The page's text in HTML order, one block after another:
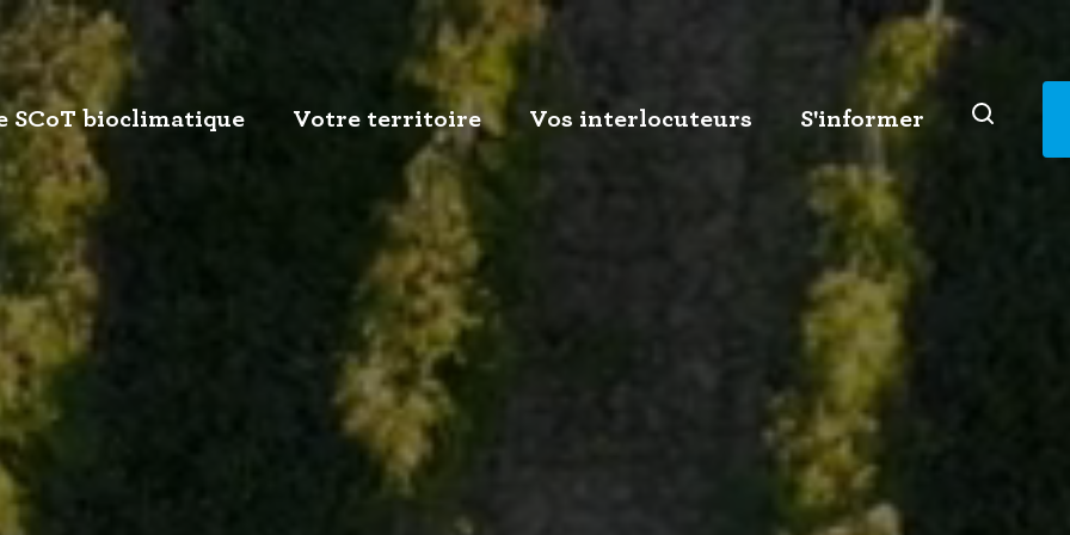
SCoT bioclimatique
bioclimatique - 2025
publique
ce qu’un SCoT bioclimatique
du SCoT bioclimatique
du SCoT bioclimatique
Votre territoire
Portrait de territoire
Vos interlocuteurs S'informer
Vu, lu, entendu
Ressources documentaires
Le SCoT 2014